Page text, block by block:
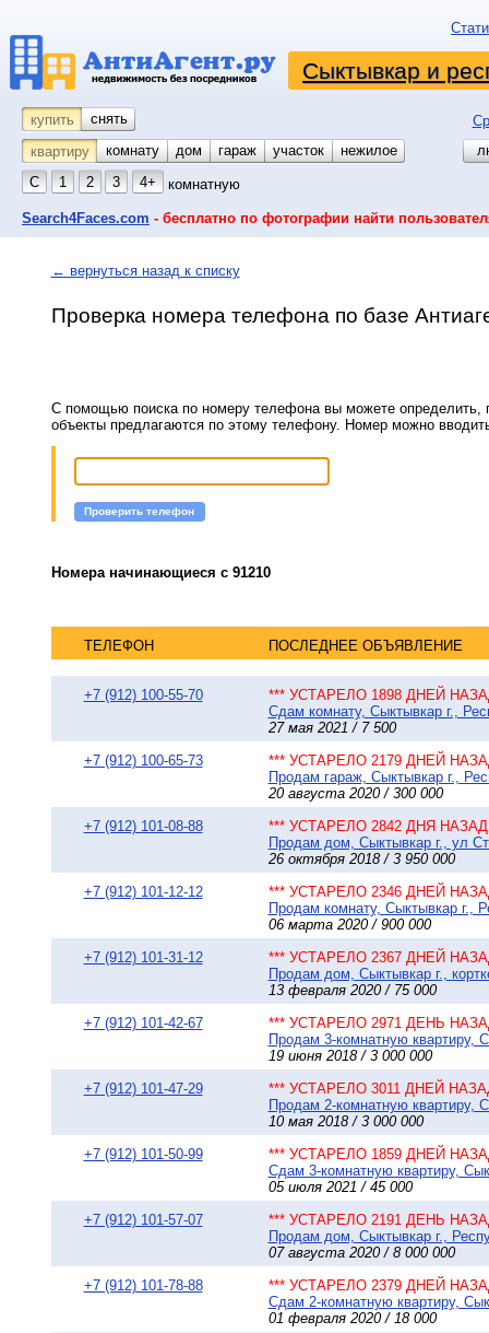
Сыктывкар и
купить снять
квартиру
комнату койко-место
дом гараж участок
нежилое
С
1 2 3 4+ комнатную
Search4Faces.com - бесплатно по фотографии найти
← вернуться назад к списку
Проверка номера телефона по базе
С помощью поиска по номеру телефона вы можете определить,
объекты предлагаются по этому телефону. Номер можно
Проверить телефон
Номера начинающиеся с 91210
ТЕЛЕФОН ПОСЛЕДНЕЕ ОБЪЯВЛЕНИЕ
+7 (912) 100-55-70
*** УСТАРЕЛО 1898 ДНЕЙ
Сдам комнату, Сыктывкар г.,
27 мая 2021 / 7 500
+7 (912) 100-65-73
*** УСТАРЕЛО 2179 ДНЕЙ
Продам гараж, Сыктывкар г.,
20 августа 2020 / 300 000
+7 (912) 101-08-88
*** УСТАРЕЛО 2842 ДНЯ НАЗАД
Продам дом, Сыктывкар г., ул
26 октября 2018 / 3 950 000
+7 (912) 101-12-12
*** УСТАРЕЛО 2346 ДНЕЙ
Продам комнату, Сыктывкар г.,
06 марта 2020 / 900 000
+7 (912) 101-31-12
*** УСТАРЕЛО 2367 ДНЕЙ
Продам дом, Сыктывкар г.,
13 февраля 2020 / 75 000
+7 (912) 101-42-67
*** УСТАРЕЛО 2971 ДЕНЬ
Продам 3-комнатную квартиру,
19 июня 2018 / 3 000 000
+7 (912) 101-47-29
*** УСТАРЕЛО 3011 ДНЕЙ
Продам 2-комнатную квартиру,
10 мая 2018 / 3 000 000
+7 (912) 101-50-99
*** УСТАРЕЛО 1859 ДНЕЙ
Сдам 3-комнатную квартиру,
05 июля 2021 / 45 000
+7 (912) 101-57-07
*** УСТАРЕЛО 2191 ДЕНЬ
Продам дом, Сыктывкар г.,
07 августа 2020 / 8 000 000
+7 (912) 101-78-88
*** УСТАРЕЛО 2379 ДНЕЙ
Сдам 2-комнатную квартиру,
01 февраля 2020 / 18 000